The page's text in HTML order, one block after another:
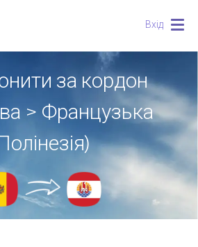
Вхід
за кордон
> Французька